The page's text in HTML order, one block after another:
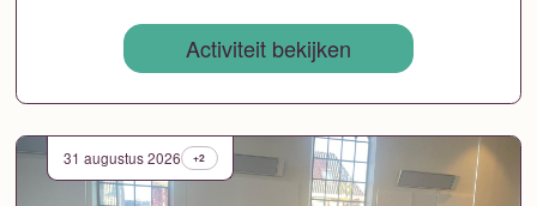
Activiteit bekijken
31 augustus 2026 +2